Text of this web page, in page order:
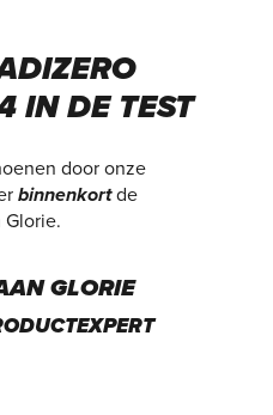
IN DE TEST
door onze
binnenkortde
Glorie.
GLORIE